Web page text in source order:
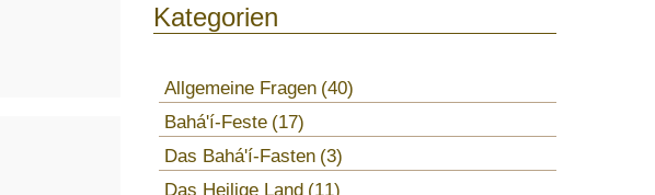
Kategorien
Allgemeine Fragen 40
Bahá'í-Feste 17
Das Bahá'í-Fasten 3
Das Heilige Land 11